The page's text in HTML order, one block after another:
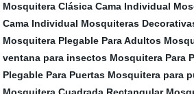
Mosquitera Clásica Cama Individual
Cama Individual Mosquiteras
Mosquitera Plegable Para Adultos
ventana para insectos Mosquitera Para
Plegable Para Puertas Mosquitera para